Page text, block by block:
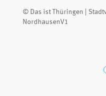
© Das ist Thüringen |
NordhausenV1